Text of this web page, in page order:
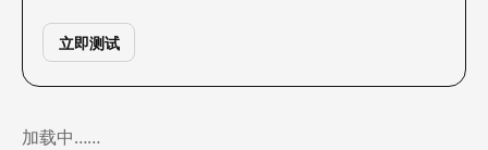
立即测试
加载中……